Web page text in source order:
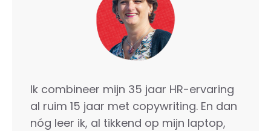
Ik combineer mijn 35 jaar HR-ervaring
al ruim 15 jaar met copywriting. En dan
nóg leer ik, al tikkend op mijn laptop,